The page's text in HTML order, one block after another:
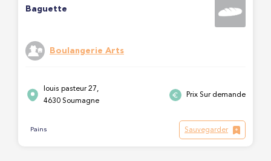
Baguette
Boulangerie Arts
louis pasteur 27,
4630 Soumagne
Prix Sur demande
Pains Sauvegarder